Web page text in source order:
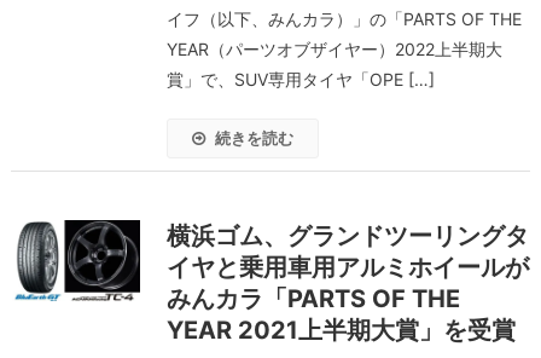
イフ（以下、みんカラ）」の「PARTS OF THE
YEAR（パーツオブザイヤー）2022上半期大
賞」で、SUV専用タイヤ「OPE […]
続きを読む
横浜ゴム、グランドツーリングタ
イヤと乗用車用アルミホイールが
みんカラ「PARTS OF THE
YEAR 2021上半期大賞」を受賞